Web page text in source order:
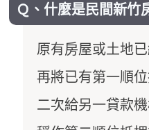
Ｑ、什麼是民間新竹
原有房屋或土地
再將已有第一順
二次給另一貸款